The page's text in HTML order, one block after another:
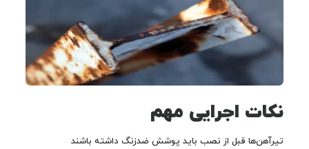
نکات اجرایی مهم
تیرآهن‌ها قبل از نصب باید پوشش ضدزنگ داشته باشند